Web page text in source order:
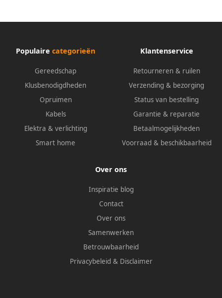
Populaire categorieën
Gereedschap
Klusbenodigdheden
Opruimen
Kabels
Elektra & verlichting
Smart home
Klantenservice
Retourneren & ruilen
Verzending & bezorging
Status van bestelling
Garantie & reparatie
Betaalmogelijkheden
Voorraad & beschikbaarheid
Over ons
Inspiratie blog
Contact
Over ons
Samenwerken
Betrouwbaarheid
Privacybeleid & Disclaimer